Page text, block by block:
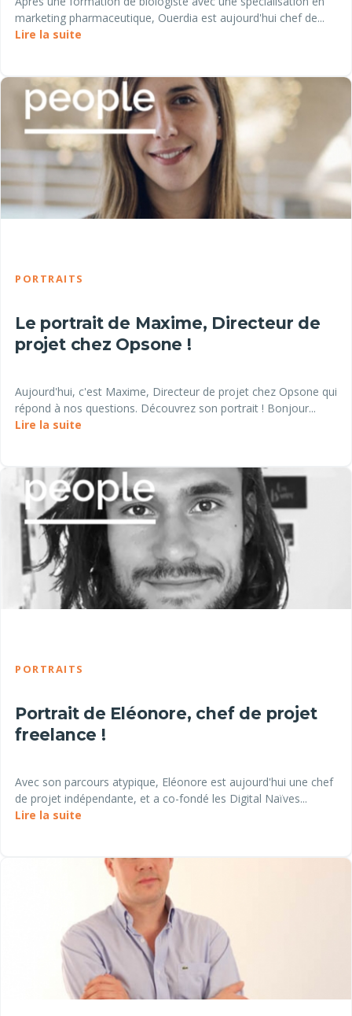
marketing pharmaceutique, Ouerdia est aujourd'hui chef de...
Lire la suite
PORTRAITS
Le portrait de Maxime, Directeur de
projet chez Opsone !
Aujourd'hui, c'est Maxime, Directeur de projet chez Opsone qui
répond à nos questions. Découvrez son portrait ! Bonjour...
Lire la suite
PORTRAITS
Portrait de Eléonore, chef de projet
freelance !
Avec son parcours atypique, Eléonore est aujourd'hui une chef
de projet indépendante, et a co-fondé les Digital Naïves...
Lire la suite